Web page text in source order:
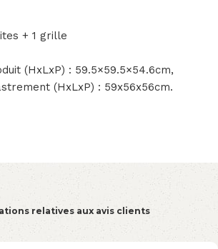
+ 1 grille
(HxLxP) : 59.5×59.5×54.6cm,
(HxLxP) : 59x56x56cm.
relatives aux avis clients